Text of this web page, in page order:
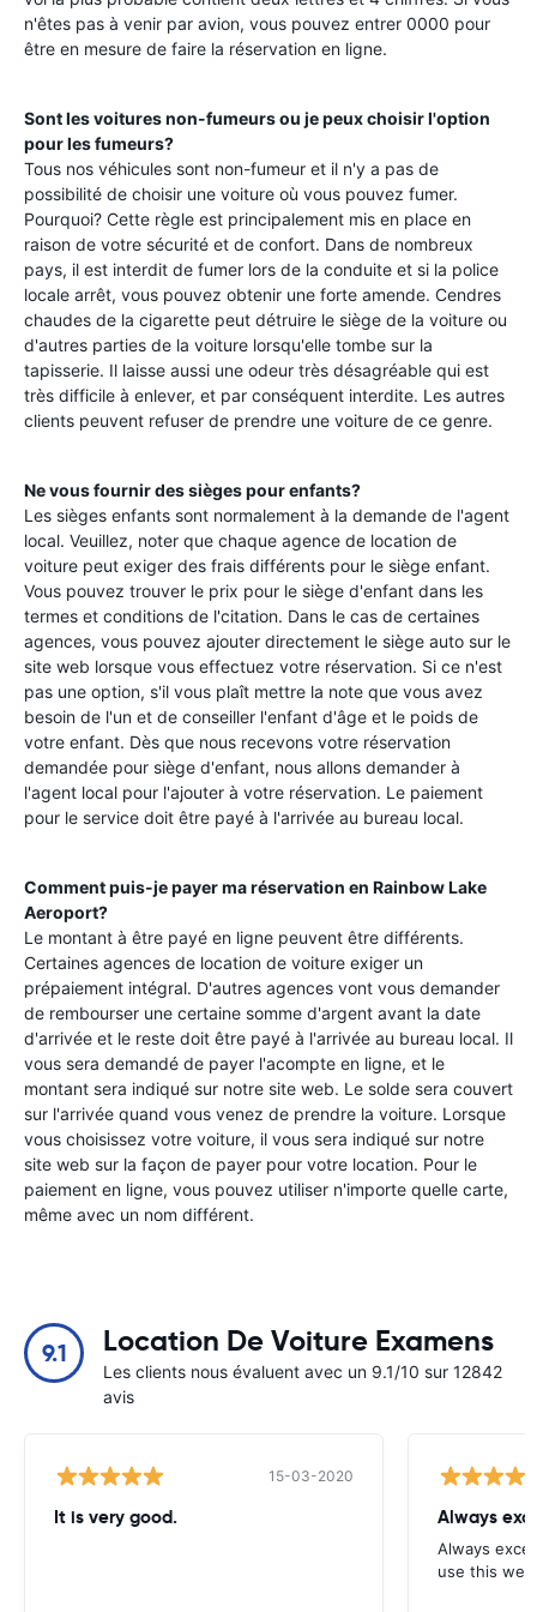
n'êtes pas à venir par avion, vous pouvez entrer 0000 pour
être en mesure de faire la réservation en ligne.
Sont les voitures non-fumeurs ou je peux choisir l'option
pour les fumeurs?
Tous nos véhicules sont non-fumeur et il n'y a pas de
possibilité de choisir une voiture où vous pouvez fumer.
Pourquoi? Cette règle est principalement mis en place en
raison de votre sécurité et de confort. Dans de nombreux
pays, il est interdit de fumer lors de la conduite et si la police
locale arrêt, vous pouvez obtenir une forte amende. Cendres
chaudes de la cigarette peut détruire le siège de la voiture ou
d'autres parties de la voiture lorsqu'elle tombe sur la
tapisserie. Il laisse aussi une odeur très désagréable qui est
très difficile à enlever, et par conséquent interdite. Les autres
clients peuvent refuser de prendre une voiture de ce genre.
Ne vous fournir des sièges pour enfants?
Les sièges enfants sont normalement à la demande de l'agent
local. Veuillez, noter que chaque agence de location de
voiture peut exiger des frais différents pour le siège enfant.
Vous pouvez trouver le prix pour le siège d'enfant dans les
termes et conditions de l'citation. Dans le cas de certaines
agences, vous pouvez ajouter directement le siège auto sur le
site web lorsque vous effectuez votre réservation. Si ce n'est
pas une option, s'il vous plaît mettre la note que vous avez
besoin de l'un et de conseiller l'enfant d'âge et le poids de
votre enfant. Dès que nous recevons votre réservation
demandée pour siège d'enfant, nous allons demander à
l'agent local pour l'ajouter à votre réservation. Le paiement
pour le service doit être payé à l'arrivée au bureau local.
Comment puis-je payer ma réservation en Rainbow Lake
Aeroport?
Le montant à être payé en ligne peuvent être différents.
Certaines agences de location de voiture exiger un
prépaiement intégral. D'autres agences vont vous demander
de rembourser une certaine somme d'argent avant la date
d'arrivée et le reste doit être payé à l'arrivée au bureau local. Il
vous sera demandé de payer l'acompte en ligne, et le
montant sera indiqué sur notre site web. Le solde sera couvert
sur l'arrivée quand vous venez de prendre la voiture. Lorsque
vous choisissez votre voiture, il vous sera indiqué sur notre
site web sur la façon de payer pour votre location. Pour le
paiement en ligne, vous pouvez utiliser n'importe quelle carte,
même avec un nom différent.
9.1 Location De Voiture Examens
Les clients nous évaluent avec un 9.1/10 sur 12842
avis
15-03-2020
It is very good. Always
Always
use this